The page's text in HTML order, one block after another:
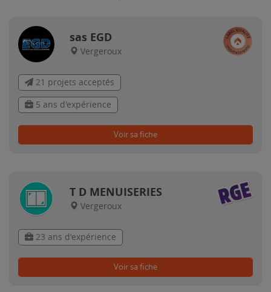
sas EGD
Vergeroux
21 projets acceptés
5 ans d'expérience
Voir sa fiche
T D MENUISERIES
Vergeroux
23 ans d'expérience
Voir sa fiche